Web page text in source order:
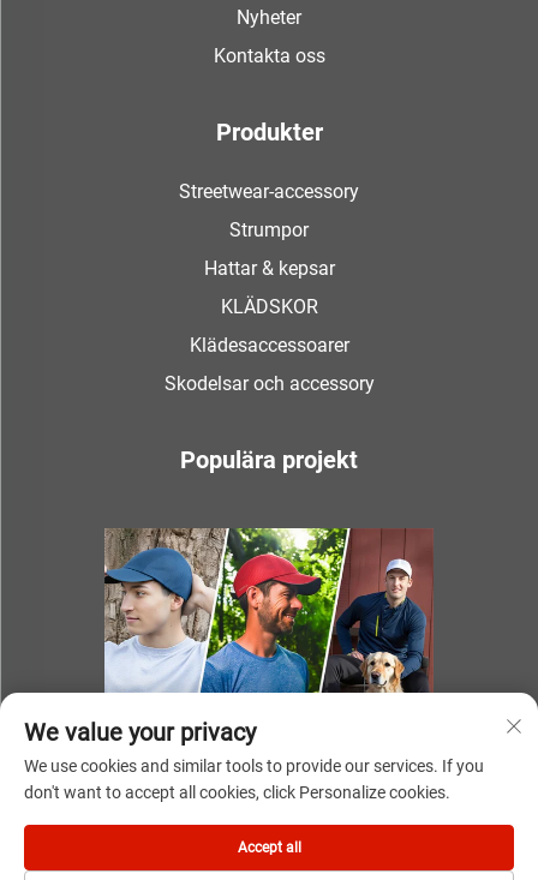
Nyheter
Kontakta oss
Produkter
Streetwear-accessory
Strumpor
Hattar & kepsar
KLÄDSKOR
Klädesaccessoarer
Skodelsar och accessory
Populära projekt
Copyright © 2025 av NINGBO YOUKI UNITE IMP & EXP CO.,LTD
We value your privacy
We use cookies and similar tools to provide our services. If you
don't want to accept all cookies, click Personalize cookies.
Accept all